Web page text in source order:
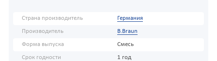
Страна производитель Германия
Производитель B.Braun
Форма выпуска Смесь
Срок годности 1 год